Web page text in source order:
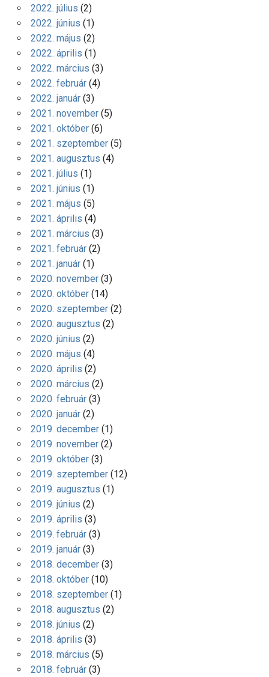
2022. július (2)
2022. június (1)
2022. május (2)
2022. április (1)
2022. március (3)
2022. február(4)
2022. január(3)
2021. november(5)
2021. október(6)
2021. szeptember(5)
2021. augusztus (4)
2021. július (1)
2021. június (1)
2021. május (5)
2021. április (4)
2021. március (3)
2021. február(2)
2021. január(1)
2020. november(3)
2020. október(14)
2020. szeptember(2)
2020. augusztus (2)
2020. június (2)
2020. május (4)
2020. április (2)
2020. március (2)
2020. február(3)
2020. január(2)
2019. december(1)
2019. november(2)
2019. október(3)
2019. szeptember(12)
2019. augusztus (1)
2019. június (2)
2019. április (3)
2019. február(3)
2019. január(3)
2018. december(3)
2018. október(10)
2018. szeptember(1)
2018. augusztus (2)
2018. június (2)
2018. április (3)
2018. március (5)
2018. február(3)